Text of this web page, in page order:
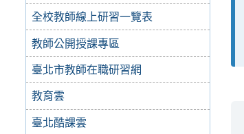
全校教師線上研習一覽表
教師公開授課專區
臺北市教師在職研習網
教育雲
臺北酷課雲